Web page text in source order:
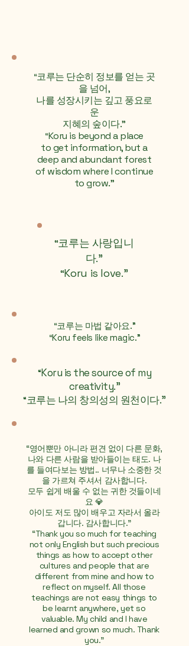
“코루는 단순히 정보를 얻는 곳
을 넘어,
나를 성장시키는 깊고 풍요로
운
지혜의 숲이다."
“Koru is beyond a place
to get information, but a
deep and abundant forest
of wisdom where I continue
to grow."
“코루는 사랑입니
다."
“Koru is love."
“코루는 마법 같아요."
“Koru feels like magic."
“Koru is the source of my
creativity."
“코루는 나의 창의성의 원천이다."
“영어뿐만 아니라 편견 없이 다른 문화,
나와 다른 사람을 받아들이는 태도. 나
를 들여다보는 방법.. 너무나 소중한 것
을 가르쳐 주셔서 감사합니다.
모두 쉽게 배울 수 없는 귀한 것들이네
요 💎
아이도 저도 많이 배우고 자라서 올라
갑니다. 감사합니다."
“Thank you so much for teaching
not only English but such precious
things as how to accept other
cultures and people that are
different from mine and how to
reflect on myself. All those
teachings are not easy things to
be learnt anywhere, yet so
valuable. My child and I have
learned and grown so much. Thank
you.”